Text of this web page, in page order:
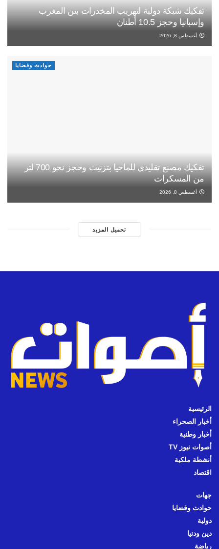
تفكيك شبكة دولية لتهريب المخدرات بين المغرب
وإسبانيا وحجز 10.5 أطنان
أغسطس 8, 2026
حوادث وقضايا
تفكيك مصنع تقليدي للماحيا بتزنيت وحجز نحو 700 لتر
من المسكرات
أغسطس 8, 2026
تحميل المزيد
الرئيسية
أخبار الصحراء
أخبار وطنية
أصوات نيوز TV
أنشطة ملكية
اقتصاد
جهات
حوادث وقضايا
دولية
دين ودنيا
رياضة